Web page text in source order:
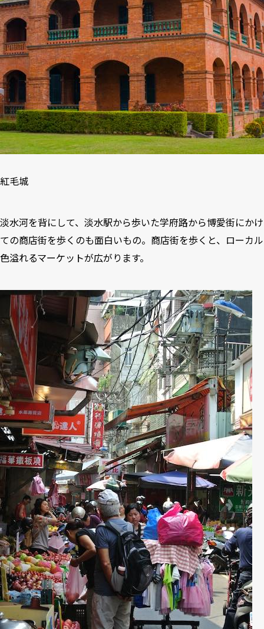
紅毛城
淡水河を背にして、淡水駅から歩いた学府路から博愛街にかけ
ての商店街を歩くのも面白いもの。商店街を歩くと、ローカル
色溢れるマーケットが広がります。